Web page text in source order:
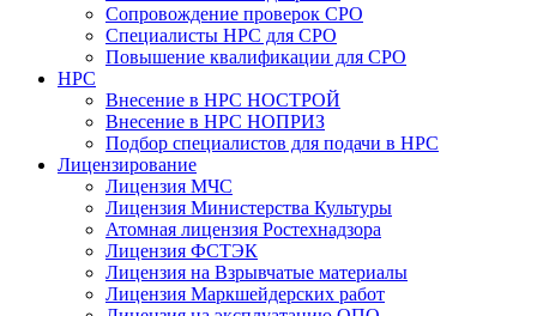
Сопровождение проверок СРО
Специалисты НРС для СРО
Повышение квалификации для СРО
НРС
Внесение в НРС НОСТРОЙ
Внесение в НРС НОПРИЗ
Подбор специалистов для подачи в НРС
Лицензирование
Лицензия МЧС
Лицензия Министерства Культуры
Атомная лицензия Ростехнадзора
Лицензия ФСТЭК
Лицензия на Взрывчатые материалы
Лицензия Маркшейдерских работ